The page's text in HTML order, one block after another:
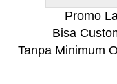
Promo
Bisa
Tanpa Minimum